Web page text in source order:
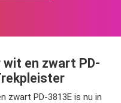
en zwart PD-
zwart PD-3813E is nu in